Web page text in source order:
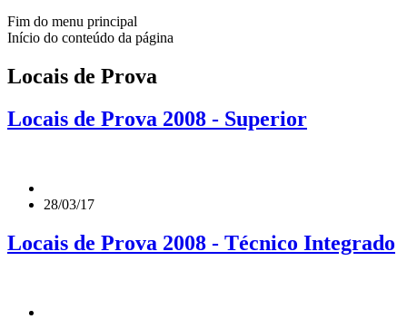
Fim do menu principal
Início do conteúdo da página
Locais de Prova
Locais de Prova 2008 - Superior
28/03/17
Locais de Prova 2008 - Técnico Integrado